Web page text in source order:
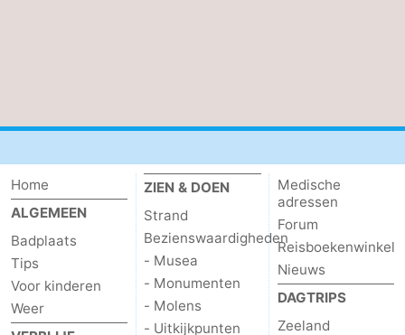
Home
ALGEMEEN
Badplaats
Tips
Voor kinderen
Weer
ZIEN & DOEN
Strand
Bezienswaardigheden
- Musea
- Monumenten
- Molens
- Uitkijkpunten
Medische
adressen
Forum
Reisboekenwinkel
Nieuws
DAGTRIPS
Zeeland